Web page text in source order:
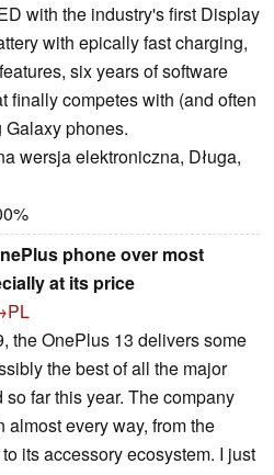
with the industry's first Display
with epically fast charging,
six years of software
finally competes with (and often
phones.
wersja elektroniczna, Długa,
phone over most
at its price
the OnePlus 13 delivers some
the best of all the major
far this year. The company
every way, from the
its accessory ecosystem. I just